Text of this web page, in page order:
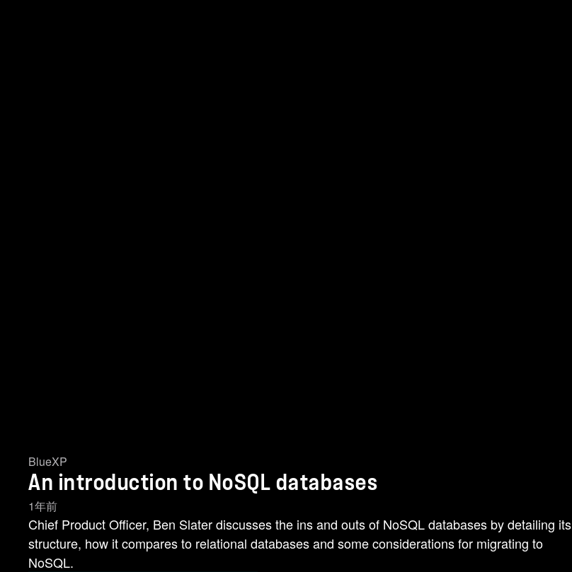
BlueXP
An introduction to NoSQL databases
1年前
Chief Product Officer, Ben Slater discusses the ins and outs of NoSQL databases by detailing its
structure, how it compares to relational databases and some considerations for migrating to
NoSQL.